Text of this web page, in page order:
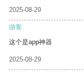
2025-08-29
游客
这个是app神器
2025-08-29